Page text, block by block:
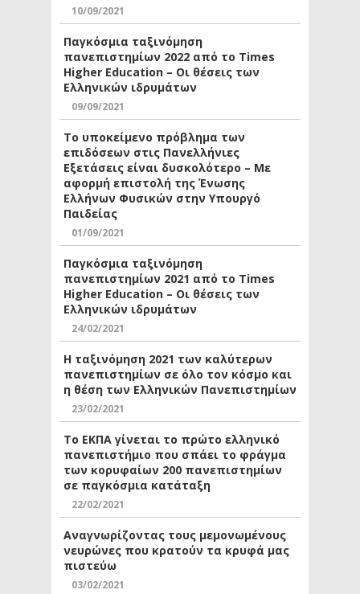
10/09/2021
Παγκόσμια ταξινόμηση
πανεπιστημίων 2022 από το Times
Higher Education – Οι θέσεις των
Ελληνικών ιδρυμάτων
09/09/2021
Το υποκείμενο πρόβλημα των
επιδόσεων στις Πανελλήνιες
Εξετάσεις είναι δυσκολότερο – Με
αφορμή επιστολή της Ένωσης
Ελλήνων Φυσικών στην Υπουργό
Παιδείας
01/09/2021
Παγκόσμια ταξινόμηση
πανεπιστημίων 2021 από το Times
Higher Education – Οι θέσεις των
Ελληνικών ιδρυμάτων
24/02/2021
Η ταξινόμηση 2021 των καλύτερων
πανεπιστημίων σε όλο τον κόσμο και
η θέση των Ελληνικών Πανεπιστημίων
23/02/2021
Το ΕΚΠΑ γίνεται το πρώτο ελληνικό
πανεπιστήμιο που σπάει το φράγμα
των κορυφαίων 200 πανεπιστημίων
σε παγκόσμια κατάταξη
22/02/2021
Αναγνωρίζοντας τους μεμονωμένους
νευρώνες που κρατούν τα κρυφά μας
πιστεύω
03/02/2021